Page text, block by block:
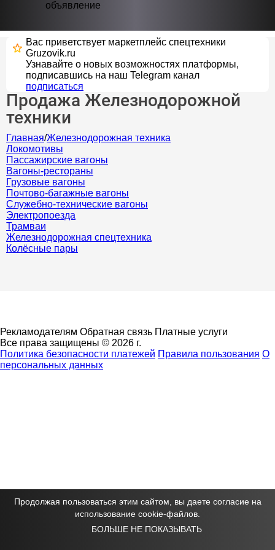
объявление
Вас приветствует маркетплейс спецтехники
Gruzovik.ru
Узнавайте о новых возможностях платформы,
подписавшись на наш Telegram канал
подписаться
Продажа Железнодорожной
техники
Главная/Железнодорожная техника
Локомотивы
Пассажирские вагоны
Вагоны-рестораны
Грузовые вагоны
Почтово-багажные вагоны
Служебно-технические вагоны
Электропоезда
Трамваи
Железнодорожная спецтехника
Колёсные пары
Рекламодателям Обратная связь Платные услуги
Все права защищены © 2026 г.
Политика безопасности платежей Правила пользования О
персональных данных
Продолжая пользоваться этим сайтом, вы даете согласие на
использование cookie-файлов.
БОЛЬШЕ НЕ ПОКАЗЫВАТЬ